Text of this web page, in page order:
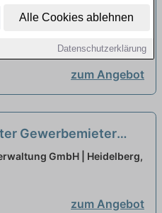
Alle Cookies ablehnen
Datenschutzerklärung
oder Teilzeit
für ausländisches
und Völkerrecht |
zum Angebot
Gewerbemieter
(m/w/d) neu
GmbH | Heidelberg,
zum Angebot